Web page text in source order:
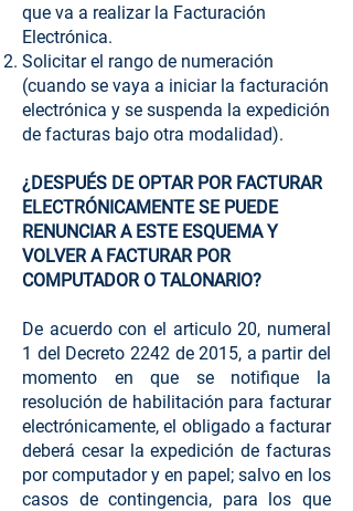
que va a realizar la Facturación
Electrónica.
Solicitar el rango de numeración
(cuando se vaya a iniciar la facturación
electrónica y se suspenda la expedición
de facturas bajo otra modalidad).
¿DESPUÉS DE OPTAR POR FACTURAR
ELECTRÓNICAMENTE SE PUEDE
RENUNCIAR A ESTE ESQUEMA Y
VOLVER A FACTURAR POR
COMPUTADOR O TALONARIO?
De acuerdo con el articulo 20, numeral
1 del Decreto 2242 de 2015, a partir del
momento en que se notifique la
resolución de habilitación para facturar
electrónicamente, el obligado a facturar
deberá cesar la expedición de facturas
por computador y en papel; salvo en los
casos de contingencia, para los que